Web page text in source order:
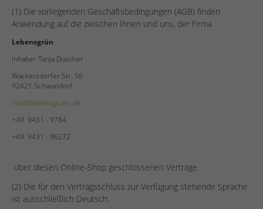
(1) Die vorliegenden Geschäftsbedingungen (AGB) finden
Anwendung auf die zwischen Ihnen und uns, der Firma
Lebensgrün
Inhaber Tanja Duscher
Wackersdorfer Str. 56
92421 Schwandorf
info@lebensgruen.de
+49 9431 - 9784
+49 9431 - 96272
über diesen Online-Shop geschlossenen Verträge.
(2) Die für den Vertragsschluss zur Verfügung stehende Sprache
ist ausschließlich Deutsch.